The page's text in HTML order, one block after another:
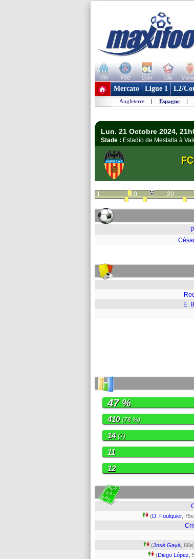
OM PSG Lyon Lille
+ de clubs
Mercato Ligue 1 L2/
Angleterre | Espagne |
Lun. 21 Octobre 2024,
Stade : Estadio de Mestalla à
1 10 20
E.
47 %
410(78 %)
14 (7)
11
12
(D. Foulquier,
(José Gayà , 66e)
(Diego López ,